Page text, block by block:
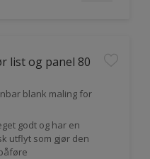
list og panel 80
blank maling for
godt og har en
utflyt som gjør den